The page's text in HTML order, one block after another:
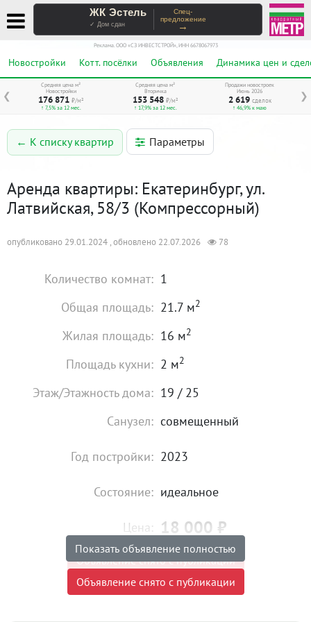
ЖК Эстель
✓ Дом сдан
Спец-
предложение
→
Реклама. ООО «СЗ ИНВЕСТСТРОЙ», ИНН 6678067973
Новостройки Котт. посёлки Объявления Динамика цен и
❮ ❯
Средняя цена м²
Новостройки
176 871 ₽/м²
↑ 7,5% за 12 мес.
Средняя цена м²
Вторичка
153 548 ₽/м²
↑ 17,9% за 12 мес.
Продажи новостроек
Июнь 2026
2 619 сделок
↑ 46,9% к маю
← К списку квартир Параметры
Аренда квартиры: Екатеринбург, ул.
Латвийская, 58/3 (Компрессорный)
опубликовано 29.01.2024 , обновлено 22.07.2026 78
Количество комнат: 1
Общая площадь: 21.7 м2
Жилая площадь: 16 м2
Площадь кухни: 2 м2
Этаж/Этажность дома: 19 / 25
Санузел: совмещенный
Год постройки: 2023
Состояние: идеальное
Цена: 18 000 ₽
Объявление снято с публикации
Комиссия риэлтора: без комиссии
Показать объявление полностью
Объявление снято с публикации